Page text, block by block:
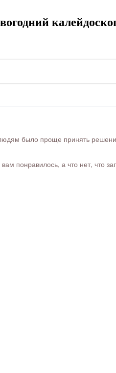
было проще принять
понравилось, а что нет, что